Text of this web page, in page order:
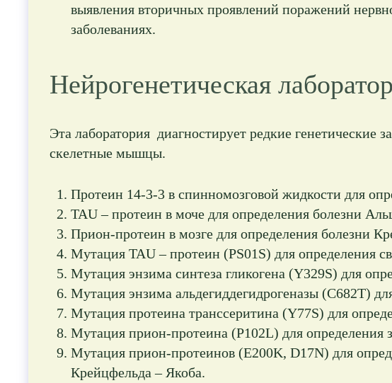
выявления вторичных проявлений поражений
заболеваниях.
Нейрогенетическая
Эта лаборатория диагностирует редкие
скелетные мышцы.
Протеин 14-3-3 в спинномозговой жидкости для
TAU – протеин в моче для определения болезни
Прион-протеин в мозге для определения болезни
Мутация TAU – протеин (PS01S) для определения
Мутация энзима синтеза гликогена (Y329S) для
Мутация энзима альдегиддегидрогеназы (C682T)
Мутация протеина транссеритина (Y77S) для
Мутация прион-протеина (P102L) для определения
Мутация прион-протеинов (E200K, D17N) для
Крейцфельда – Якоба.